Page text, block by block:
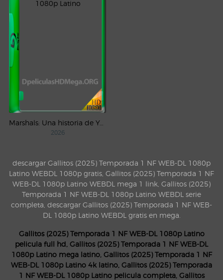
Marshals: Una historia de Yellowstone (2026) AMZN Temporada 1 WEB-DL 1080p Latino
2026
descargar Gallitos (2025) Temporada 1 NF WEB-DL 1080p
Latino WEBDL 1080p gratis, Gallitos (2025) Temporada 1 NF
WEB-DL 1080p Latino WEBDL mega 1 link, Gallitos (2025)
Temporada 1 NF WEB-DL 1080p Latino WEBDL serie
completa, descargar Gallitos (2025) Temporada 1 NF WEB-
DL 1080p Latino WEBDL gratis en mega.
Gallitos (2025) Temporada 1 NF WEB-DL 1080p Latino
pelicula full hd, Gallitos (2025) Temporada 1 NF WEB-DL
1080p Latino mega latino, Gallitos (2025) Temporada 1 NF
WEB-DL 1080p Latino 4k latino, Gallitos (2025) Temporada
1 NF WEB-DL 1080p Latino pelicula completa, Gallitos